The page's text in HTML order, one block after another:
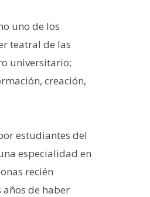
uno de los
teatral de las
universitario;
creación,
estudiantes del
especialidad en
recién
de haber